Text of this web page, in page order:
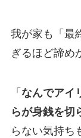
我が家も「最
ぎるほど諦め
「 なんでアイ
らが身銭を切
らない気持ち